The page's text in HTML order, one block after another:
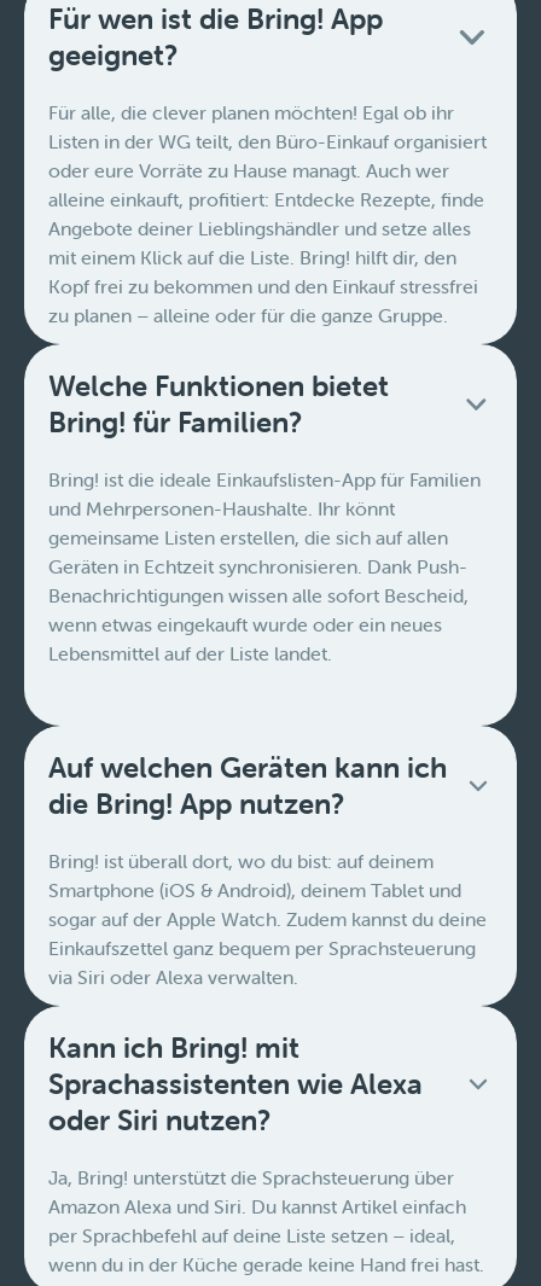
Für wen ist die Bring! App
geeignet?
Für alle, die clever planen möchten! Egal ob ihr
Listen in der WG teilt, den Büro-Einkauf organisiert
oder eure Vorräte zu Hause managt. Auch wer
alleine einkauft, profitiert: Entdecke Rezepte, finde
Angebote deiner Lieblingshändler und setze alles
mit einem Klick auf die Liste. Bring! hilft dir, den
Kopf frei zu bekommen und den Einkauf stressfrei
zu planen – alleine oder für die ganze Gruppe.
Welche Funktionen bietet
Bring! für Familien?
Bring! ist die ideale Einkaufslisten-App für Familien
und Mehrpersonen-Haushalte. Ihr könnt
gemeinsame Listen erstellen, die sich auf allen
Geräten in Echtzeit synchronisieren. Dank Push-
Benachrichtigungen wissen alle sofort Bescheid,
wenn etwas eingekauft wurde oder ein neues
Lebensmittel auf der Liste landet.
Auf welchen Geräten kann ich
die Bring! App nutzen?
Bring! ist überall dort, wo du bist: auf deinem
Smartphone (iOS & Android), deinem Tablet und
sogar auf der Apple Watch. Zudem kannst du deine
Einkaufszettel ganz bequem per Sprachsteuerung
via Siri oder Alexa verwalten.
Kann ich Bring! mit
Sprachassistenten wie Alexa
oder Siri nutzen?
Ja, Bring! unterstützt die Sprachsteuerung über
Amazon Alexa und Siri. Du kannst Artikel einfach
per Sprachbefehl auf deine Liste setzen – ideal,
wenn du in der Küche gerade keine Hand frei hast.